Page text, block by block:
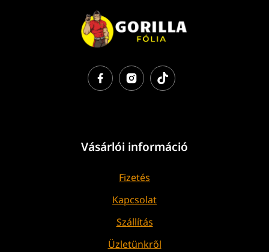
Vásárlói információ
Fizetés
Kapcsolat
Szállítás
Üzletünkről